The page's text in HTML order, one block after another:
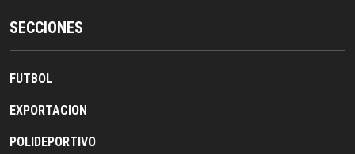
SECCIONES
FUTBOL
EXPORTACION
POLIDEPORTIVO